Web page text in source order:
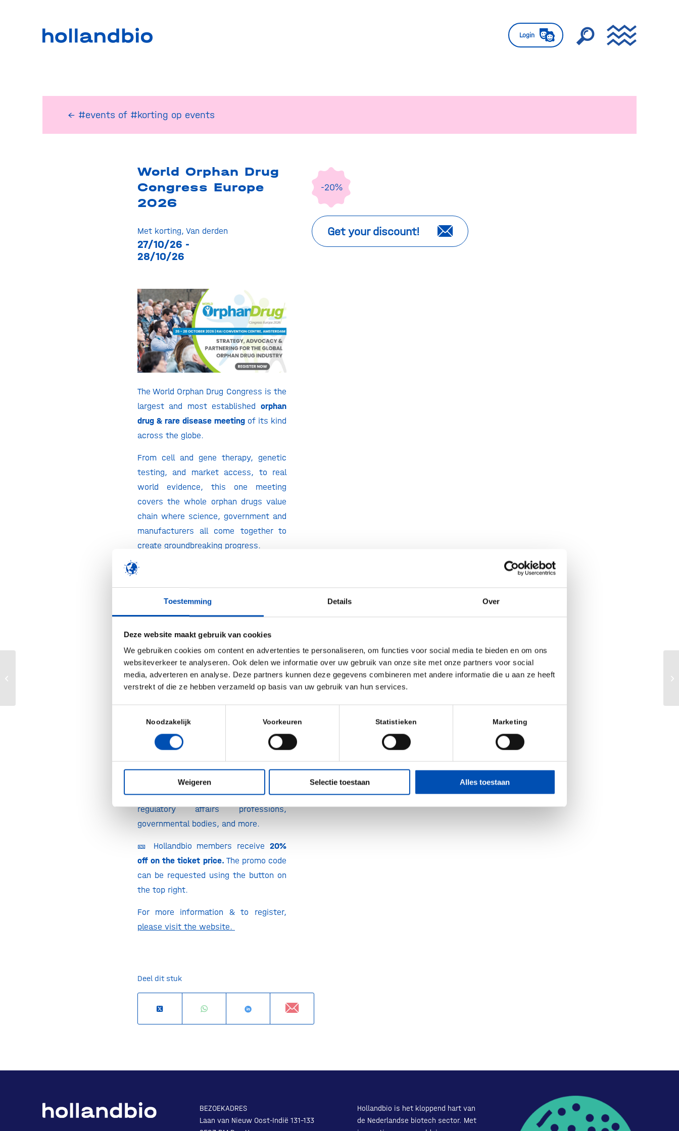
Toestemming Details Over
Deze website maakt gebruik van cookies
We gebruiken cookies om content en advertenties te personaliseren, om functies voor social media te bieden en om ons
websiteverkeer te analyseren. Ook delen we informatie over uw gebruik van onze site met onze partners voor social
media, adverteren en analyse. Deze partners kunnen deze gegevens combineren met andere informatie die u aan ze heeft
verstrekt of die ze hebben verzameld op basis van uw gebruik van hun services.
Noodzakelijk Voorkeuren Statistieken Marketing
Weigeren Selectie toestaan Alles toestaan
Login
← #events of #korting op events
-20%
Get your discount!
World Orphan Drug
Congress Europe
2026
Met korting, Van derden
27/10/26 -
28/10/26
The World Orphan Drug Congress is the
largest and most established orphan
drug & rare disease meeting of its kind
across the globe.
From cell and gene therapy, genetic
testing, and market access, to real
world evidence, this one meeting
covers the whole orphan drugs value
chain where science, government and
manufacturers all come together to
create groundbreaking progress.
Join over 2,000 attendees, gain
and connect with over 130 exhibitors
will be discussions on areas ranging
from regulatory affairs and policy to
global pricing and cutting-edge gene
therapies.
The attendees represent the industry’s
most senior individuals, including
leaders in R&D, gene therapy, rare
diseases, precision/personalised
advocacy and engagement,
associations in ATMPs, investors,
regulatory affairs professions,
governmental bodies, and more.
🎫 Hollandbio members receive 20%
off on the ticket price. The promo code
can be requested using the button on
the top right.
For more information & to register,
please visit the website.
Deel dit stuk
BEZOEKADRES
Laan van Nieuw Oost-Indië 131-133
Hollandbio is het kloppend hart van
de Nederlandse biotech sector. Met
Bio:cap – Life Science & AI Investival